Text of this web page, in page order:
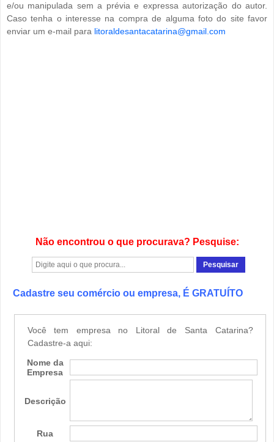
e/ou manipulada sem a prévia e expressa autorização do autor.
Caso tenha o interesse na compra de alguma foto do site favor
enviar um e-mail para litoraldesantacatarina@gmail.com
Não encontrou o que procurava? Pesquise:
Cadastre seu comércio ou empresa, É GRATUÍTO
Você tem empresa no Litoral de Santa Catarina?
Cadastre-a aqui:
Nome da
Empresa
Descrição
Rua